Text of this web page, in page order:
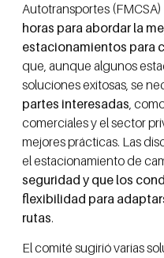
Autotransportes (FMCSA)
horas para abordar la
estacionamientos para
que, aunque algunos
soluciones exitosas, se
partes interesadas,
comerciales y el sector
mejores prácticas. Las
el estacionamiento de
seguridad y que los
flexibilidad para
rutas.
El comité sugirió varias